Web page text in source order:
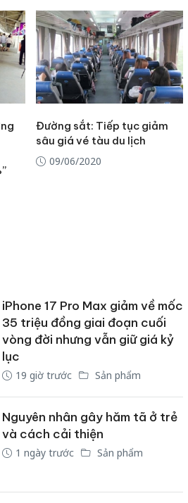
Đường sắt: Tiếp tục giảm
sâu giá vé tàu du lịch
09/06/2020
iPhone 17 Pro Max giảm về mốc
35 triệu đồng giai đoạn cuối
vòng đời nhưng vẫn giữ giá kỷ
lục
19 giờ trước Sản phẩm
Nguyên nhân gây hăm tã ở trẻ
và cách cải thiện
1 ngày trước Sản phẩm